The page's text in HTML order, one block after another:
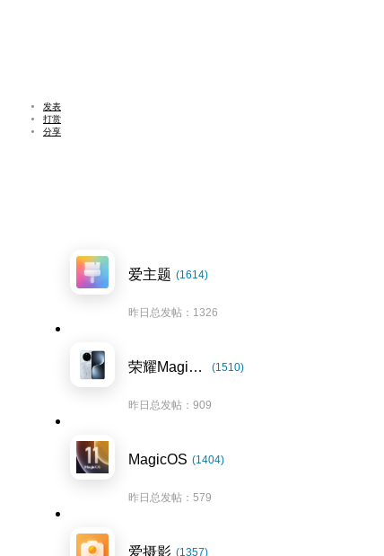
发表
打赏
分享
爱主题 (1614)
昨日总发帖：1326
荣耀Magic7系列 (1510)
昨日总发帖：909
MagicOS (1404)
昨日总发帖：579
爱摄影 (1357)